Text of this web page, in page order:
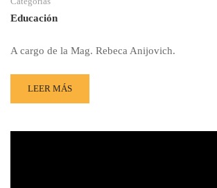
Educación
A cargo de la Mag. Rebeca Anijovich.
LEER MÁS